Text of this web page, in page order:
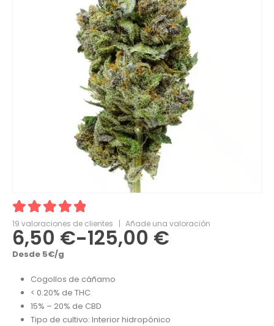
4.95out of 5
19 valoraciones de clientes | Añade una valoración
6,50 €-125,00 €
Desde 5€/g
Cogollos de cáñamo
< 0.20% de THC
15% – 20% de CBD
Tipo de cultivo: Interior hidropónico